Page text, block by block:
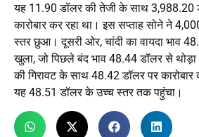
यह 11.90 डॉलर की तेजी के साथ 3,988.20
कारोबार कर रहा था। इस सप्ताह सोने ने
स्तर छुआ। दूसरी ओर, चांदी का वायदा भाव
खुला, जो पिछले बंद भाव 48.44 डॉलर से
की गिरावट के साथ 48.42 डॉलर पर कारोबार
यह 48.51 डॉलर के उच्च स्तर तक पहुंचा।